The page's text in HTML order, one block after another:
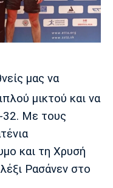
Ατλέτικο
Μαδρίτης
μας να
μικτού και να
32. Με τους
και τη Χρυσή
Ρασάνεν στο